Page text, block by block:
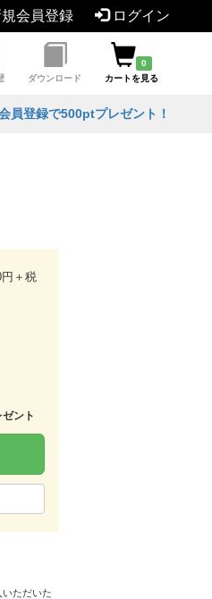
規会員登録 ログイン
ダウンロード
0
カートを見る
員登録で500ptプレゼント！
円＋税
ント
ただいた